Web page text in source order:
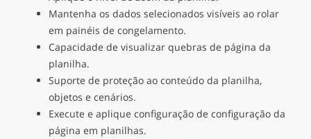
Mantenha os dados selecionados visíveis ao rolar
em painéis de congelamento.
Capacidade de visualizar quebras de página da
planilha.
Suporte de proteção ao conteúdo da planilha,
objetos e cenários.
Execute e aplique configuração de configuração da
página em planilhas.